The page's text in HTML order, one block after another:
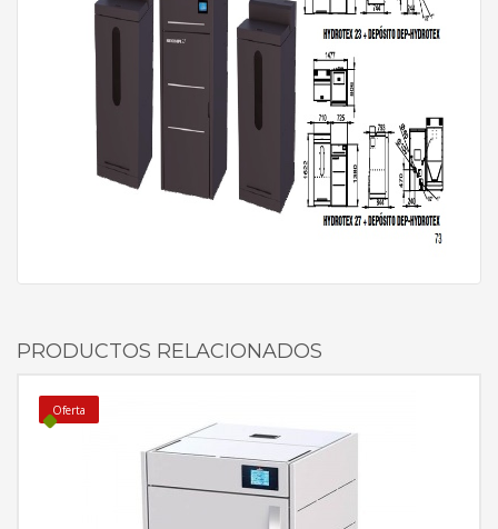
PRODUCTOS RELACIONADOS
Oferta